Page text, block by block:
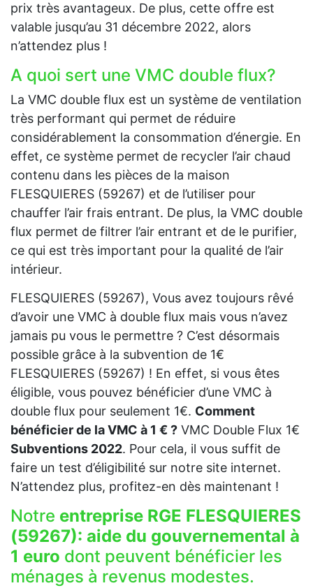
prix très avantageux. De plus, cette offre est
valable jusqu’au 31 décembre 2022, alors
n’attendez plus !
A quoi sert une VMC double flux?
La VMC double flux est un système de ventilation
très performant qui permet de réduire
considérablement la consommation d’énergie. En
effet, ce système permet de recycler l’air chaud
contenu dans les pièces de la maison
FLESQUIERES (59267) et de l’utiliser pour
chauffer l’air frais entrant. De plus, la VMC double
flux permet de filtrer l’air entrant et de le purifier,
ce qui est très important pour la qualité de l’air
intérieur.
FLESQUIERES (59267), Vous avez toujours rêvé
d’avoir une VMC à double flux mais vous n’avez
jamais pu vous le permettre ? C’est désormais
possible grâce à la subvention de 1€
FLESQUIERES (59267) ! En effet, si vous êtes
éligible, vous pouvez bénéficier d’une VMC à
double flux pour seulement 1€. Comment
bénéficier de la VMC à 1 € ? VMC Double Flux 1€
Subventions 2022. Pour cela, il vous suffit de
faire un test d’éligibilité sur notre site internet.
N’attendez plus, profitez-en dès maintenant !
Notre entreprise RGE FLESQUIERES
(59267): aide du gouvernemental à
1 euro dont peuvent bénéficier les
ménages à revenus modestes.